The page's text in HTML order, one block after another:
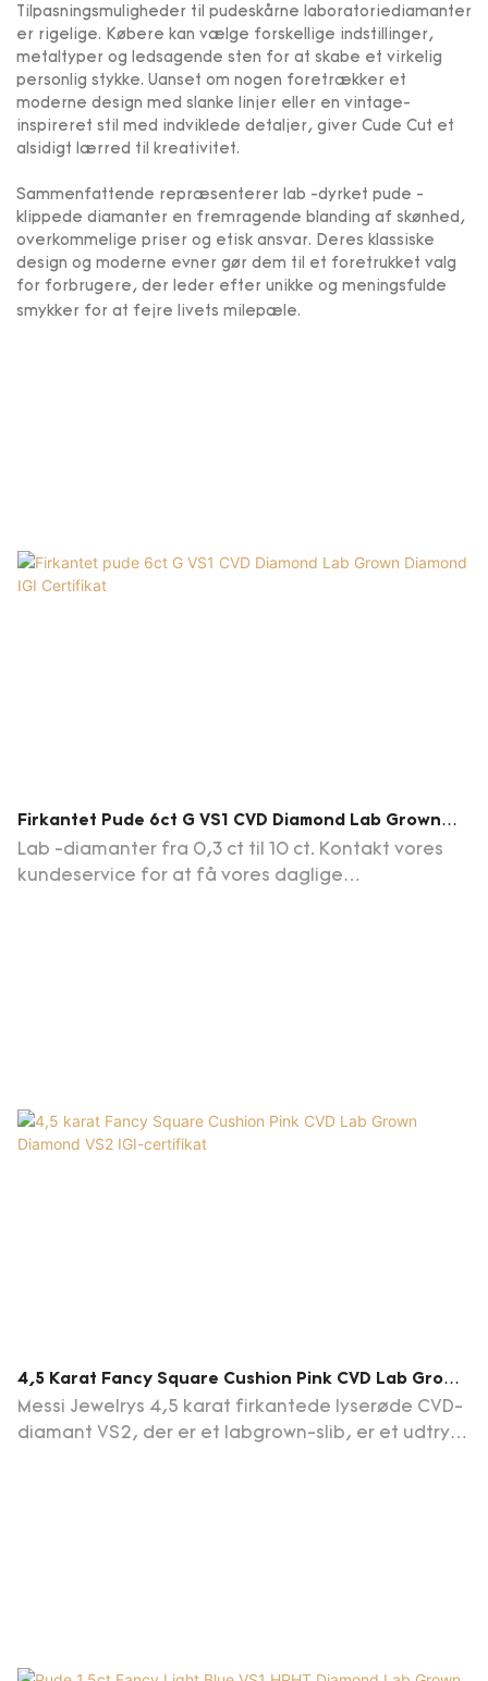
Tilpasningsmuligheder til pudeskårne laboratoriediamanter
er rigelige. Købere kan vælge forskellige indstillinger,
metaltyper og ledsagende sten for at skabe et virkelig
personlig stykke. Uanset om nogen foretrækker et
moderne design med slanke linjer eller en vintage-
inspireret stil med indviklede detaljer, giver Cude Cut et
alsidigt lærred til kreativitet.
Sammenfattende repræsenterer lab -dyrket pude -
klippede diamanter en fremragende blanding af skønhed,
overkommelige priser og etisk ansvar. Deres klassiske
design og moderne evner gør dem til et foretrukket valg
for forbrugere, der leder efter unikke og meningsfulde
smykker for at fejre livets milepæle.
Firkantet Pude 6ct G VS1 CVD Diamond Lab Grown
Diamond IGI Certifikat
Lab -diamanter fra 0,3 ct til 10 ct. Kontakt vores
kundeservice for at få vores daglige
4,5 Karat Fancy Square Cushion Pink CVD Lab Grown
Diamond VS2 IGI-Certifikat
Messi Jewelrys 4,5 karat firkantede lyserøde CVD-
diamant VS2, der er et labgrown-slib, er et udtryk